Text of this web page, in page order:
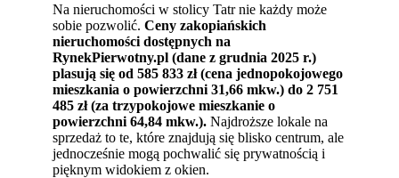
Na nieruchomości w stolicy Tatr nie każdy może
sobie pozwolić.Ceny zakopiańskich
nieruchomości dostępnych na
RynekPierwotny.pl (dane z grudnia 2025 r.)
plasują się od 585 833 zł (cena jednopokojowego
mieszkania o powierzchni 31,66 mkw.) do 2 751
485 zł (za trzypokojowe mieszkanie o
powierzchni 64,84 mkw.). Najdroższe lokale na
sprzedaż to te, które znajdują się blisko centrum, ale
jednocześnie mogą pochwalić się prywatnością i
pięknym widokiem z okien.